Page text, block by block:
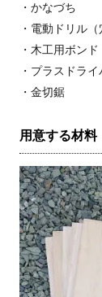
・かなづち
・電動ドリル
・木工用ボンド
・プラスドライ
・金切鋸
用意する材料